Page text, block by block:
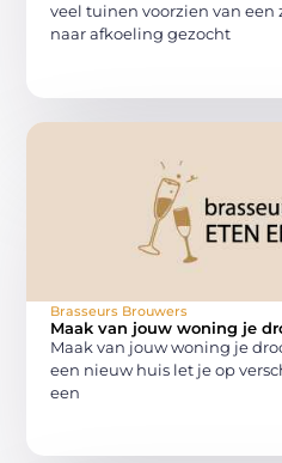
veel tuinen voorzien van een
naar afkoeling gezocht
Brasseurs Brouwers
Maak van jouw woning je
Maak van jouw woning je
een nieuw huis let je op
een